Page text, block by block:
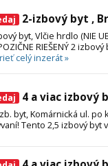
2-izbový byt ,
byt, Vlčie hrdlo (NIE
RIEŠENÝ 2
celý inzerát »
4 a viac izbový
byt, Komárnická ul.
Tento 2,5 izbový byt